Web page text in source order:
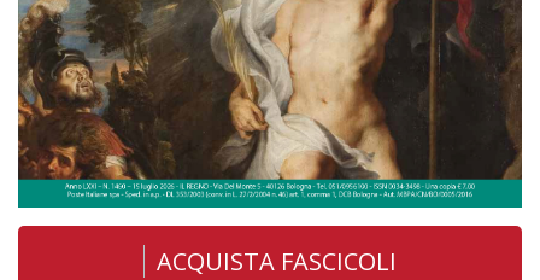
ACQUISTA FASCICOLI